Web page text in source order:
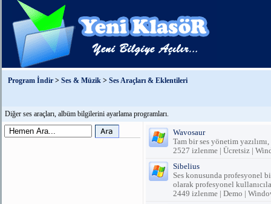
Program İndir > Ses & Müzik > Ses Araçları & Eklentileri
Diğer ses araçları, albüm bilgilerini ayarlama programları.
Wavosaur
Tam bir ses yönetim
2527 izlenme | Ücretsiz |
Sibelius
Ses konusunda profesyonel
olarak profesyonel
2449 izlenme | Demo |